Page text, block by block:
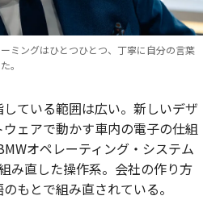
ミングはひとつひとつ、丁寧に自分の言葉
。
ている範囲は広い。新しいデザ
ェアで動かす車内の電子の仕組
オペレーティング・システム
み直した操作系。会社の作り方
もとで組み直されている。